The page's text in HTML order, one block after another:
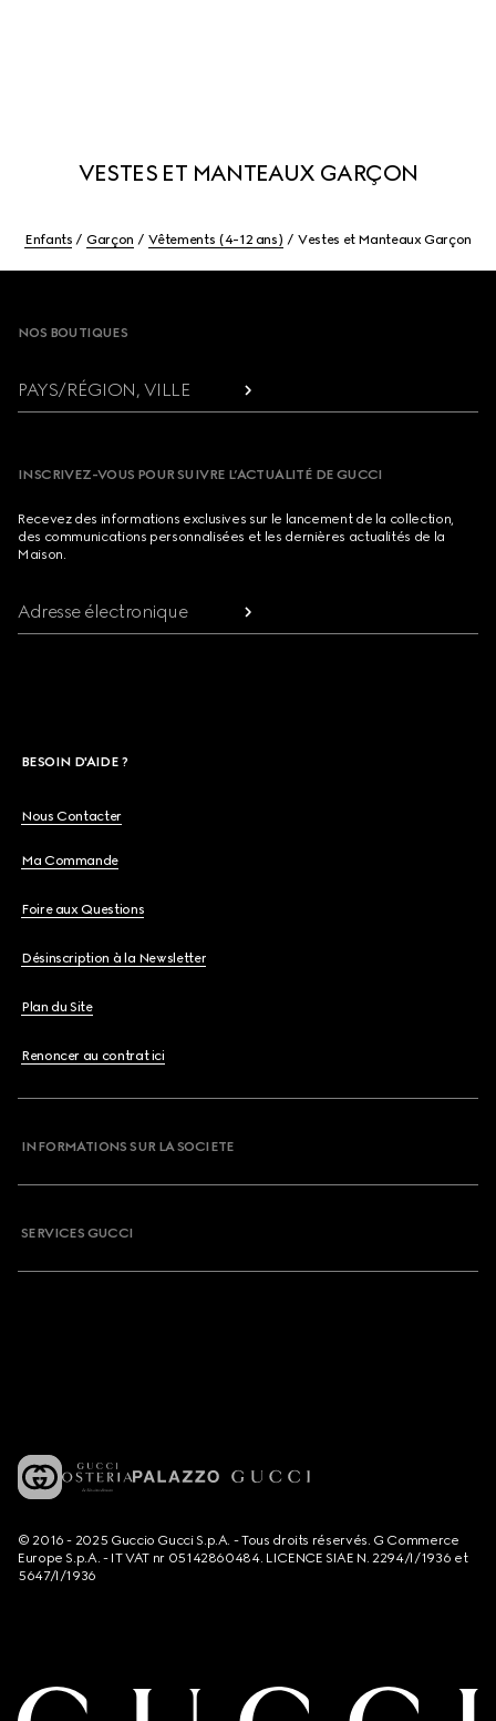
VESTES ET MANTEAUX GARÇON
Enfants Garçon Vêtements (4-12 ans) Vestes et Manteaux Garçon
NOS BOUTIQUES
PAYS/RÉGION, VILLE
INSCRIVEZ-VOUS POUR SUIVRE L’ACTUALITÉ DE GUCCI
Recevez des informations exclusives sur le lancement de la collection,
des communications personnalisées et les dernières actualités de la
Maison.
Adresse électronique
BESOIN D'AIDE ?
Nous Contacter
Ma Commande
Foire aux Questions
Désinscription à la Newsletter
Plan du Site
Renoncer au contrat ici
INFORMATIONS SUR LA SOCIETE
SERVICES GUCCI
© 2016 - 2025 Guccio Gucci S.p.A. - Tous droits réservés. G Commerce
Europe S.p.A. - IT VAT nr 05142860484. LICENCE SIAE N. 2294/I/1936 et
5647/I/1936